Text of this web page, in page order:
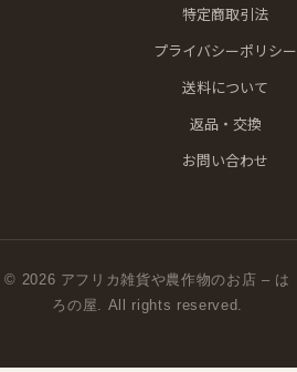
特定商取引法
プライバシーポリシー
送料について
返品・交換
お問い合わせ
© 2026 アフリカ雑貨や農作物のお店 – は
ろの屋. All rights reserved.